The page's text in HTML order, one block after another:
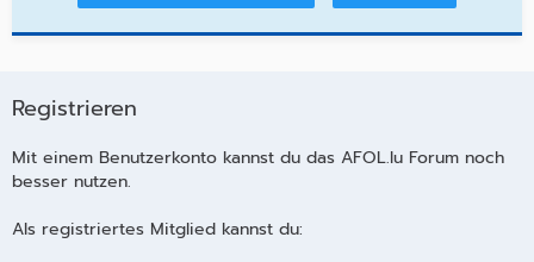
Registrieren
Mit einem Benutzerkonto kannst du das AFOL.lu Forum noch
besser nutzen.
Als registriertes Mitglied kannst du: